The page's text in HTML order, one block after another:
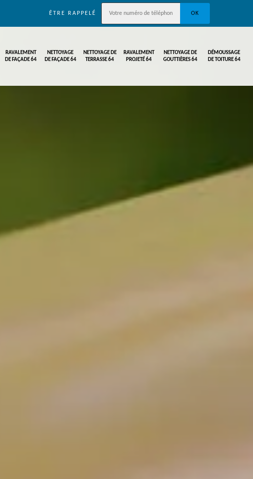
ÊTRE RAPPELÉ
RAVALEMENT
DE FAÇADE 64
NETTOYAGE
DE FAÇADE 64
NETTOYAGE DE
TERRASSE 64
RAVALEMENT
PROJETÉ 64
NETTOYAGE DE
GOUTTIÈRES 64
DÉMOUSSAGE
DE TOITURE 64